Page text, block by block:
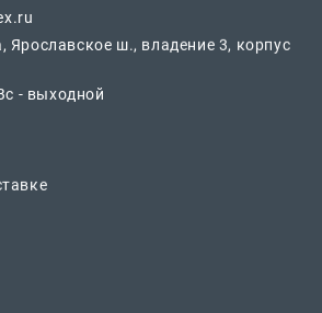
Ярославское ш., владение 3, корпус
- выходной